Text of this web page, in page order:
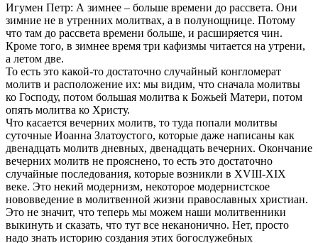
Игумен Петр: А зимнее – больше времени до рассвета. Они
зимние не в утренних молитвах, а в полунощнице. Потому
что там до рассвета времени больше, и расширяется чин.
Кроме того, в зимнее время три кафизмы читается на утрени,
а летом две.
То есть это какой-то достаточно случайный конгломерат
молитв и расположение их: мы видим, что сначала молитвы
ко Господу, потом большая молитва к Божьей Матери, потом
опять молитва ко Христу.
Что касается вечерних молитв, то туда попали молитвы
суточные Иоанна Златоустого, которые даже написаны как
двенадцать молитв дневных, двенадцать вечерних. Окончание
вечерних молитв не прояснено, то есть это достаточно
случайные последования, которые возникли в XVIII-XIX
веке. Это некий модернизм, некоторое модернистское
нововведение в молитвенной жизни православных христиан.
Это не значит, что теперь мы можем наши молитвенники
выкинуть и сказать, что тут все неканонично. Нет, просто
надо знать историю создания этих богослужебных